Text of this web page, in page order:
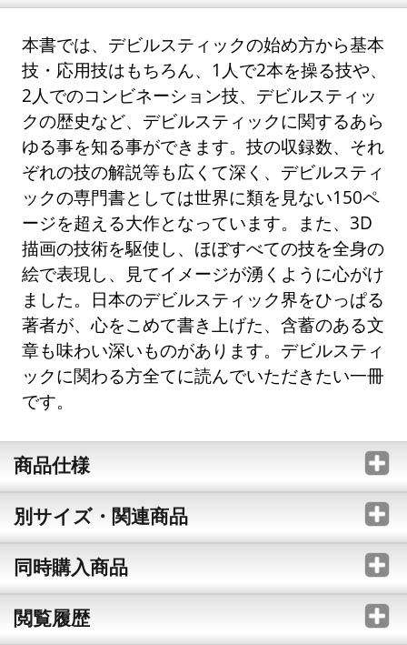
本書では、デビルスティックの始め方から基本
技・応用技はもちろん、1人で2本を操る技や、
2人でのコンビネーション技、デビルスティッ
クの歴史など、デビルスティックに関するあら
ゆる事を知る事ができます。技の収録数、それ
ぞれの技の解説等も広くて深く、デビルスティ
ックの専門書としては世界に類を見ない150ペ
ージを超える大作となっています。また、3D
描画の技術を駆使し、ほぼすべての技を全身の
絵で表現し、見てイメージが湧くように心がけ
ました。日本のデビルスティック界をひっぱる
著者が、心をこめて書き上げた、含蓄のある文
章も味わい深いものがあります。デビルスティ
ックに関わる方全てに読んでいただきたい一冊
です。
商品仕様
別サイズ・関連商品
同時購入商品
閲覧履歴